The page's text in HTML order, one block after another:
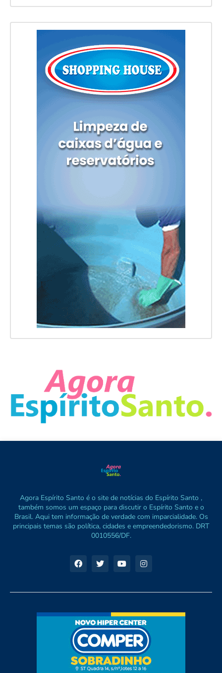
Agora Espírito Santo é o site de notícias do Espírito Santo ,
também somos um espaço para discutir o Espírito Santo e o
Brasil. Aqui tem informação de verdade com imparcialidade. Os
principais temas são política, cidades e empreendedorismo. DRT
0010556/DF.